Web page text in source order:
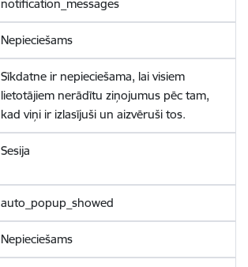
notification_messages
Nepieciešams
Sīkdatne ir nepieciešama, lai visiem
lietotājiem nerādītu ziņojumus pēc tam,
kad viņi ir izlasījuši un aizvēruši tos.
Sesija
auto_popup_showed
Nepieciešams